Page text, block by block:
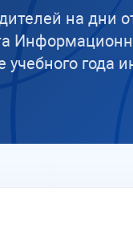
на дни
года